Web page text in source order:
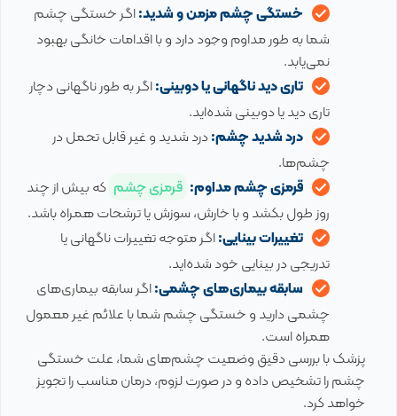
خستگی چشم مزمن و شدید:اگر خستگی چشم
شما به طور مداوم وجود دارد و با اقدامات خانگی بهبود
نمی‌یابد.
تاری دید ناگهانی یا دوبینی:اگر به طور ناگهانی دچار
تاری دید یا دوبینی شده‌اید.
درد شدید چشم:درد شدید و غیر قابل تحمل در
چشم‌ها.
قرمزی چشم مداوم: قرمزی چشم که بیش از چند
روز طول بکشد و با خارش، سوزش یا ترشحات همراه باشد.
تغییرات بینایی:اگر متوجه تغییرات ناگهانی یا
تدریجی در بینایی خود شده‌اید.
سابقه بیماری‌های چشمی:اگر سابقه بیماری‌های
چشمی دارید و خستگی چشم شما با علائم غیر معمول
همراه است.
پزشک با بررسی دقیق وضعیت چشم‌های شما، علت خستگی
چشم را تشخیص داده و در صورت لزوم، درمان مناسب را تجویز
خواهد کرد.